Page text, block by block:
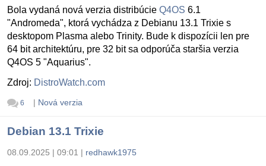
Bola vydaná nová verzia distribúcie Q4OS 6.1
"Andromeda", ktorá vychádza z Debianu 13.1 Trixie s
desktopom Plasma alebo Trinity. Bude k dispozícii len pre
64 bit architektúru, pre 32 bit sa odporúča staršia verzia
Q4OS 5 "Aquarius".
Zdroj: DistroWatch.com
6 | Nová verzia
Debian 13.1 Trixie
08.09.2025 | 09:01 | redhawk1975